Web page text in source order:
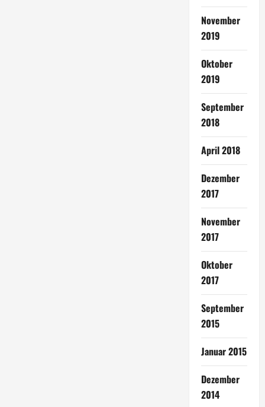
November
2019
Oktober
2019
September
2018
April 2018
Dezember
2017
November
2017
Oktober
2017
September
2015
Januar 2015
Dezember
2014